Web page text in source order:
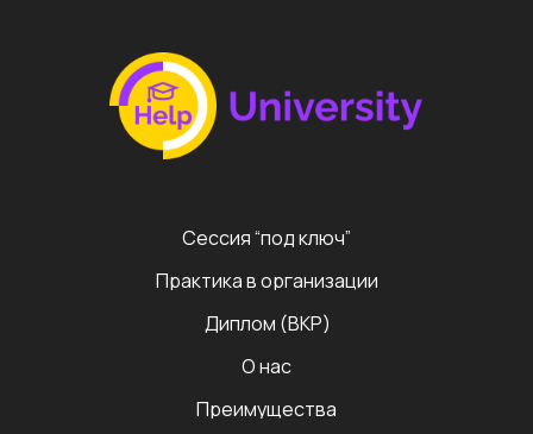
Сессия “под ключ”
Практика в организации
Диплом (ВКР)
О нас
Преимущества